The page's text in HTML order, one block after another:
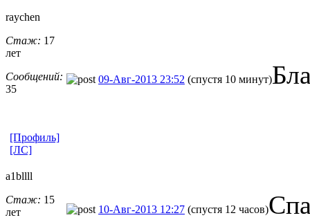
raychen
Стаж: 17
лет
Сообщений:
35
09-Авг-2013 23:52 (спустя 10 минут)
[Профиль]
[ЛС]
a1bllll
Стаж: 15
лет
10-Авг-2013 12:27 (спустя 12 часов)